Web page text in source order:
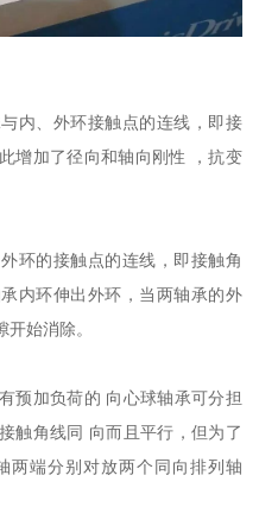
内、外环接触点的连线，即接
增加了径向和轴向刚性 ，抗变
环的接触点的连线，即接触角
内环伸出外环，当两轴承的外
始消除。
预加负荷的 向心球轴承可分担
触角线同 向而且平行，但为了
两端分别对放两个同向排列轴